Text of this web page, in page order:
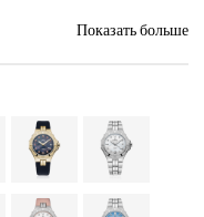
Показать больше